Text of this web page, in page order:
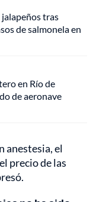
tras
de salmonela en
en Río de
de aeronave
anestesia, el
precio de las